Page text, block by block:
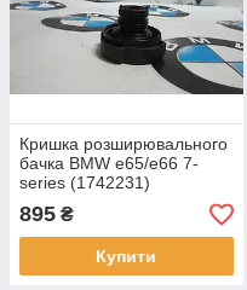
Кришка розширювального
бачка BMW e65/e66 7-
series (1742231)
895 ₴
Купити